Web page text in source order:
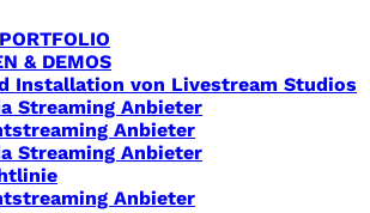
& DEMOS
Installation von Livestream Studios
Streaming Anbieter
Anbieter
Streaming Anbieter
Anbieter